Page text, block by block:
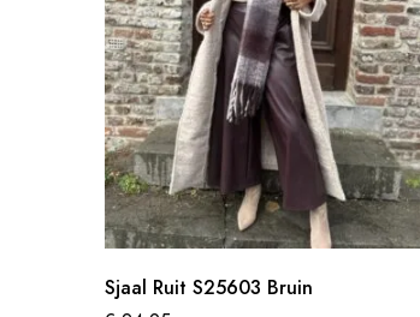
Sjaal Ruit S25603 Bruin